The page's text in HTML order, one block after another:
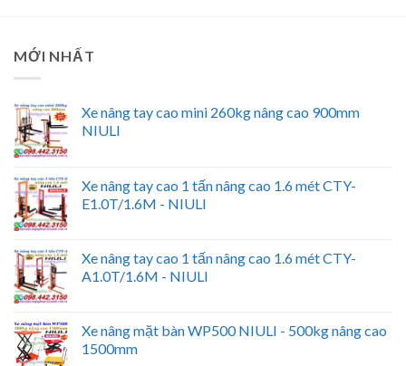
MỚI NHẤT
Xe nâng tay cao mini 260kg nâng cao 900mm
NIULI
Xe nâng tay cao 1 tấn nâng cao 1.6 mét CTY-
E1.0T/1.6M - NIULI
Xe nâng tay cao 1 tấn nâng cao 1.6 mét CTY-
A1.0T/1.6M - NIULI
Xe nâng mặt bàn WP500 NIULI - 500kg nâng cao
1500mm